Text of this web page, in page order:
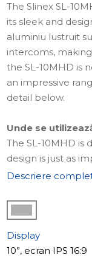
The Slinex SL-
its sleek and
aluminiu lustruit
intercoms,
the SL-10MHD is
an impressive
detail below.
Unde se
The SL-10MHD is
design is just as
private homes,
Caracteristicile
The SL-10MHD is
CVI (720p,1080p)
It has a software
Descriere
Display
10”, ecran IPS 16:9